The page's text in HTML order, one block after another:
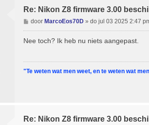
Re: Nikon Z8 firmware 3.00
B
e
h
t
doorMarcoEos70D »do jul 03 2025 2:47
Nee toch? Ik heb nu niets aangepast.
"Te weten wat men weet, en te weten wat
Re: Nikon Z8 firmware 3.00